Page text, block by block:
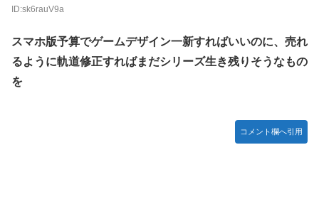
ID:sk6rauV9a
スマホ版予算でゲームデザイン一新すればいいのに、売れ
るように軌道修正すればまだシリーズ生き残りそうなもの
を
コメント欄へ引用